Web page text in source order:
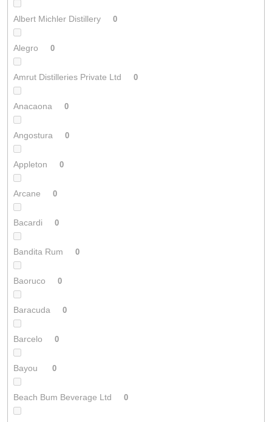
Albert Michler Distillery 0
Alegro 0
Amrut Distilleries Private Ltd 0
Anacaona 0
Angostura 0
Appleton 0
Arcane 0
Bacardi 0
Bandita Rum 0
Baoruco 0
Baracuda 0
Barcelo 0
Bayou 0
Beach Bum Beverage Ltd 0